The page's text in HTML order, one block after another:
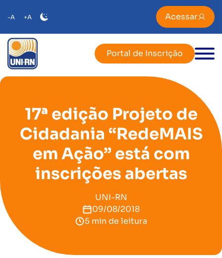
-A +A Acessar
Portal de Inscrição
17ª edição Projeto de
Cidadania “RedeMAIS
em Ação” está com
inscrições abertas
UNI-RN
09/08/2018
5 min de leitura